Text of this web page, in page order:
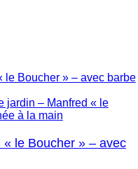
le Boucher » – avec